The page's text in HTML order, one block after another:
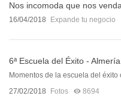
Nos incomoda que nos
16/04/2018 Expande tu negocio
6ª Escuela del Éxito - Almería
Momentos de la escuela del éxito
27/02/2018
Fotos 8694